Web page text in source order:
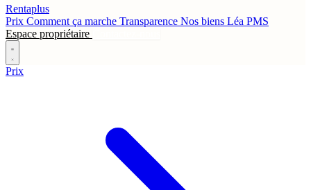
Rentaplus
Prix Comment ça marche Transparence Nos biens Léa PMS
Espace propriétaire
Prix